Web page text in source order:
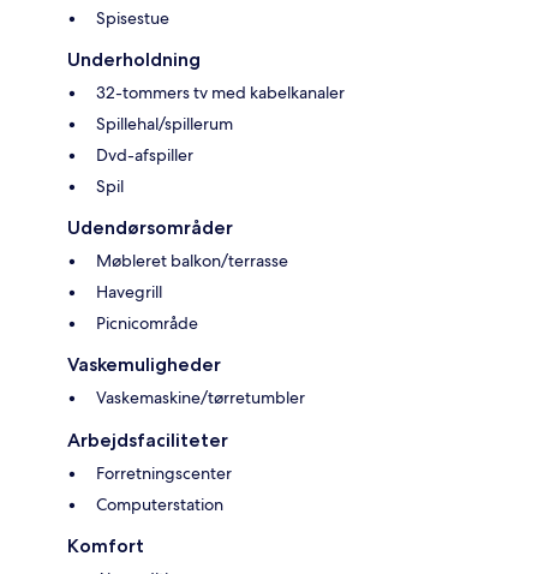
Spisestue
Underholdning
32-tommers tv med kabelkanaler
Spillehal/spillerum
Dvd-afspiller
Spil
Udendørsområder
Møbleret balkon/terrasse
Havegrill
Picnicområde
Vaskemuligheder
Vaskemaskine/tørretumbler
Arbejdsfaciliteter
Forretningscenter
Computerstation
Komfort